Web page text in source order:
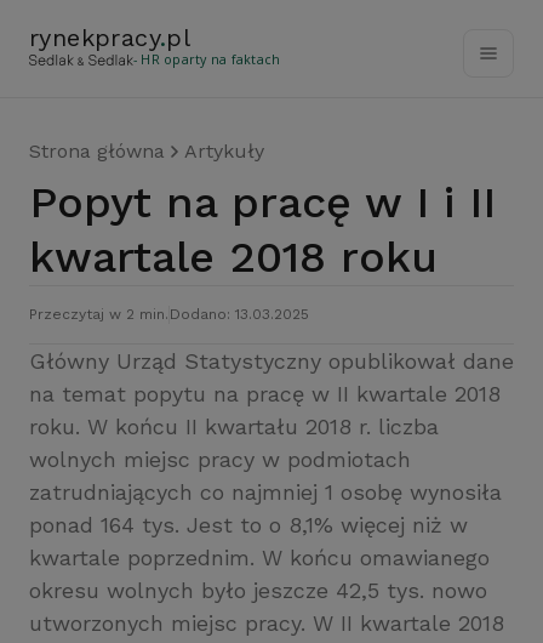
rynekpracy.pl
- HR oparty na faktach
Strona główna Artykuły
Popyt na pracę w I i II
kwartale 2018 roku
Przeczytaj w 2 min. Dodano: 13.03.2025
Główny Urząd Statystyczny opublikował dane
na temat popytu na pracę w II kwartale 2018
roku. W końcu II kwartału 2018 r. liczba
wolnych miejsc pracy w podmiotach
zatrudniających co najmniej 1 osobę wynosiła
ponad 164 tys. Jest to o 8,1% więcej niż w
kwartale poprzednim. W końcu omawianego
okresu wolnych było jeszcze 42,5 tys. nowo
utworzonych miejsc pracy. W II kwartale 2018